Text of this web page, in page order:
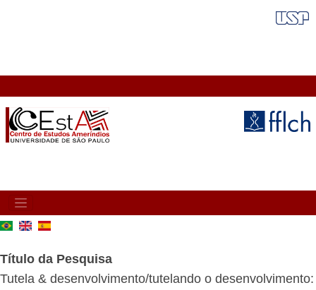
MAIN
NAVIGATION
Título da Pesquisa
Tutela & desenvolvimento/tutelando o desenvolvimento: